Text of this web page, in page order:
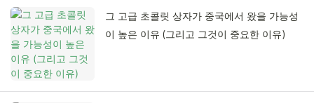
그 고급 초콜릿 상자가 중국에서 왔을 가능성
이 높은 이유 (그리고 그것이 중요한 이유)